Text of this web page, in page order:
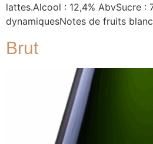
lattes.Alcool : 12,4% AbvSucre :
dynamiquesNotes de fruits
Brut